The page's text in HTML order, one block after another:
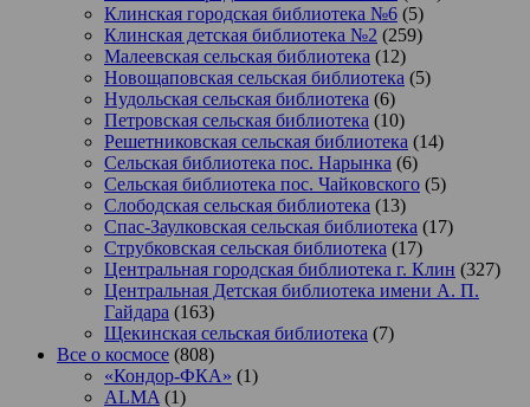
Клинская городская библиотека №6 (5)
Клинская детская библиотека №2 (259)
Малеевская сельская библиотека (12)
Новощаповская сельская библиотека (5)
Нудольская сельская библиотека (6)
Петровская сельская библиотека (10)
Решетниковская сельская библиотека (14)
Сельская библиотека пос. Нарынка (6)
Сельская библиотека пос. Чайковского (5)
Слободская сельская библиотека (13)
Спас-Заулковская сельская библиотека (17)
Струбковская сельская библиотека (17)
Центральная городская библиотека г. Клин (327)
Центральная Детская библиотека имени А. П.
Гайдара (163)
Щекинская сельская библиотека (7)
Все о космосе (808)
«Кондор-ФКА» (1)
ALMA (1)